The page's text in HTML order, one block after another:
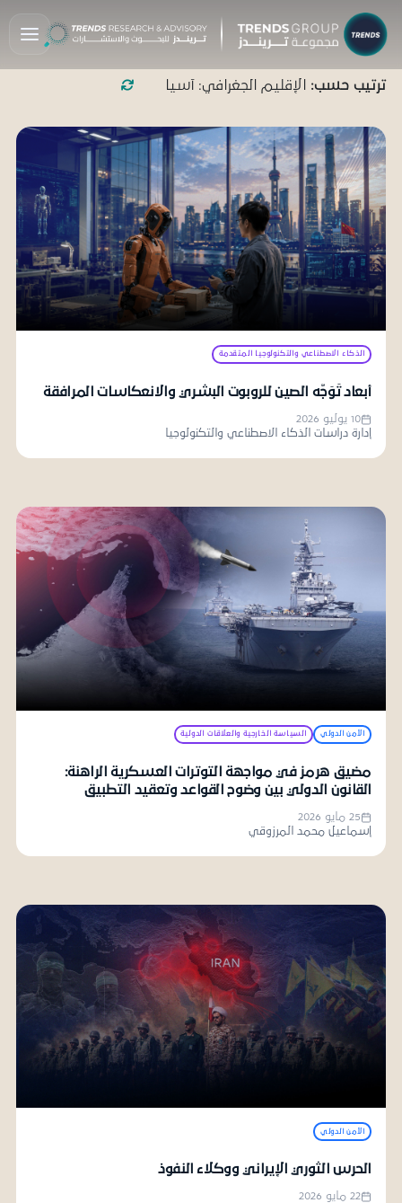
ترتيب حسب: الإقليم الجغرافي: آسيا
الذكاء الاصطناعي والتكنولوجيا المتقدمة
أبعاد تَوَجُّه الصين للروبوت البشري والانعكاسات المرافقة
10 يوليو 2026
إدارة دراسات الذكاء الاصطناعي والتكنولوجيا
الأمن الدولي السياسة الخارجية والعلاقات الدولية
مضيق هرمز في مواجهة التوترات العسكرية الراهنة:
القانون الدولي بين وضوح القواعد وتعقيد التطبيق
25 مايو 2026
إسماعيل محمد المرزوقي
الأمن الدولي
الحرس الثوري الإيراني ووكلاء النفوذ
22 مايو 2026